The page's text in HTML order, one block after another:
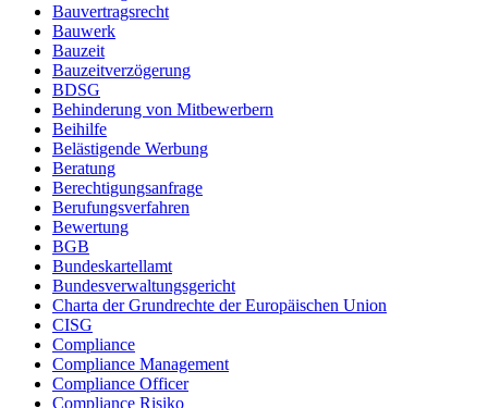
Bauvertragsrecht
Bauwerk
Bauzeit
Bauzeitverzögerung
BDSG
Behinderung von Mitbewerbern
Beihilfe
Belästigende Werbung
Beratung
Berechtigungsanfrage
Berufungsverfahren
Bewertung
BGB
Bundeskartellamt
Bundesverwaltungsgericht
Charta der Grundrechte der Europäischen Union
CISG
Compliance
Compliance Management
Compliance Officer
Compliance Risiko